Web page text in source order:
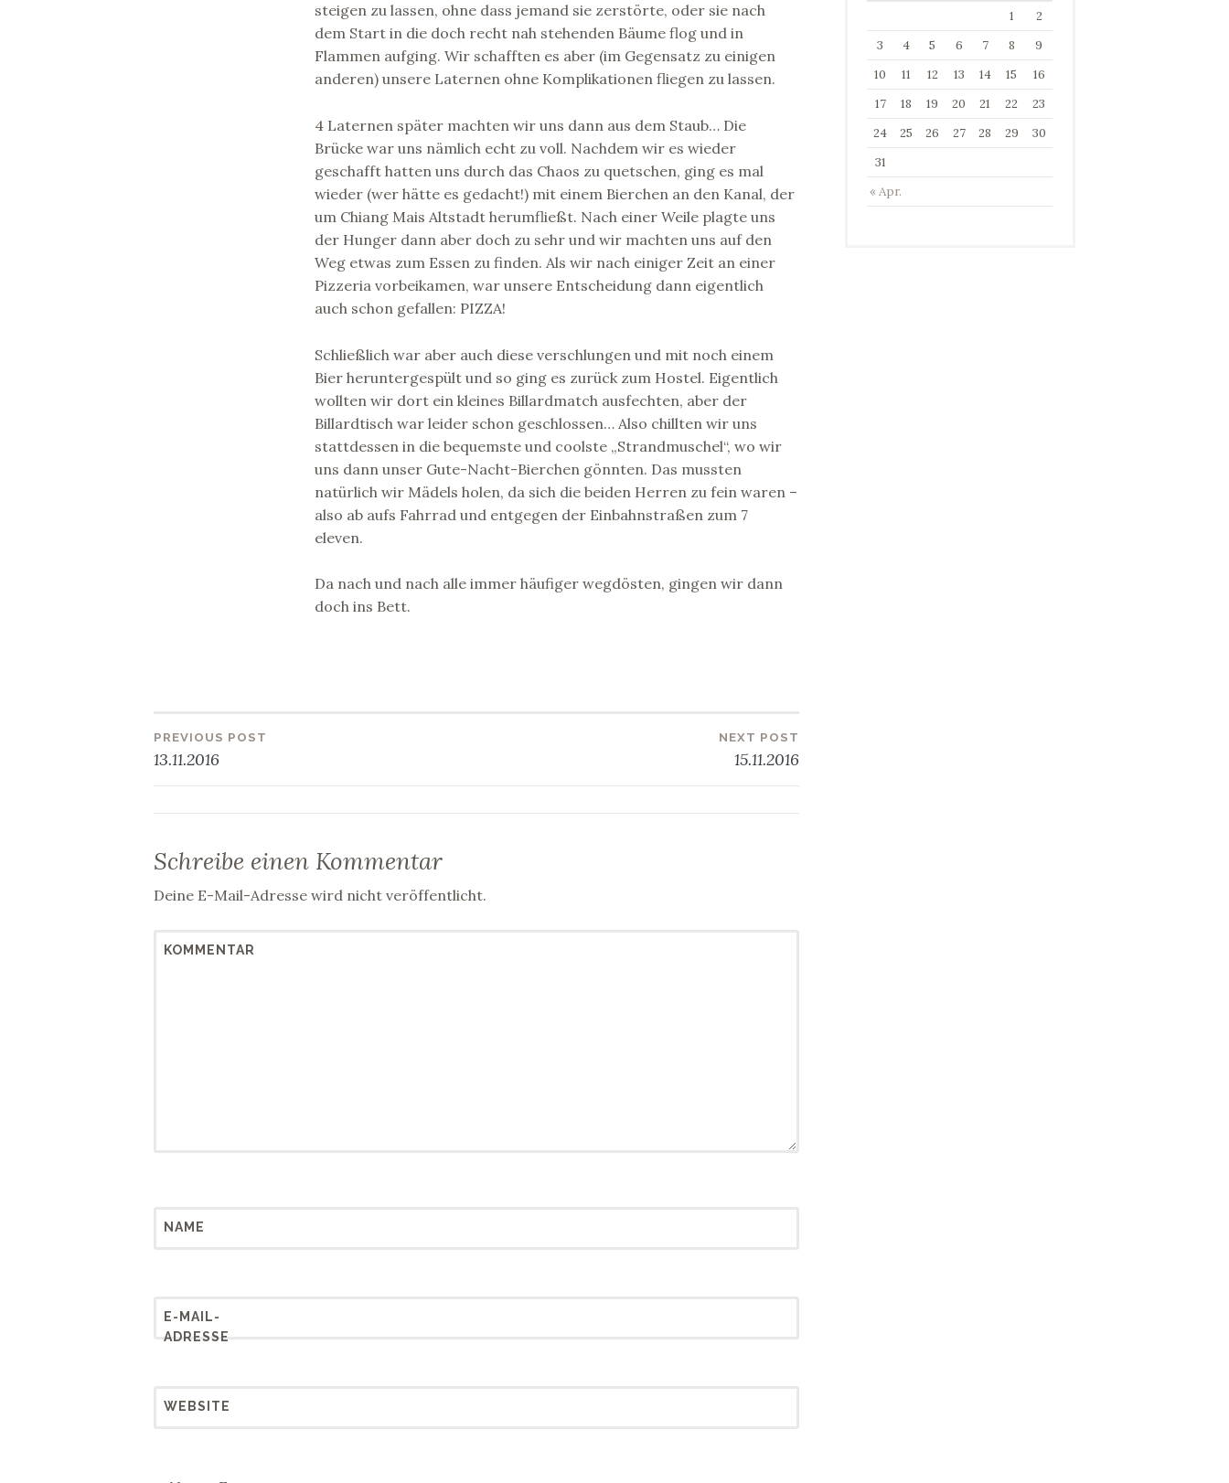
steigen zu lassen, ohne dass jemand sie zerstörte, oder sie nach
dem Start in die doch recht nah stehenden Bäume flog und in
Flammen aufging. Wir schafften es aber (im Gegensatz zu einigen
anderen) unsere Laternen ohne Komplikationen fliegen zu lassen.
4 Laternen später machten wir uns dann aus dem Staub… Die
Brücke war uns nämlich echt zu voll. Nachdem wir es wieder
geschafft hatten uns durch das Chaos zu quetschen, ging es mal
wieder (wer hätte es gedacht!) mit einem Bierchen an den Kanal, der
um Chiang Mais Altstadt herumfließt. Nach einer Weile plagte uns
der Hunger dann aber doch zu sehr und wir machten uns auf den
Weg etwas zum Essen zu finden. Als wir nach einiger Zeit an einer
Pizzeria vorbeikamen, war unsere Entscheidung dann eigentlich
auch schon gefallen: PIZZA!
Schließlich war aber auch diese verschlungen und mit noch einem
Bier heruntergespült und so ging es zurück zum Hostel. Eigentlich
wollten wir dort ein kleines Billardmatch ausfechten, aber der
Billardtisch war leider schon geschlossen… Also chillten wir uns
stattdessen in die bequemste und coolste „Strandmuschel“, wo wir
uns dann unser Gute-Nacht-Bierchen gönnten. Das mussten
natürlich wir Mädels holen, da sich die beiden Herren zu fein waren –
also ab aufs Fahrrad und entgegen der Einbahnstraßen zum 7
eleven.
Da nach und nach alle immer häufiger wegdösten, gingen wir dann
doch ins Bett.
Beitragsnavigation
PREVIOUS POST
13.11.2016
NEXT POST
15.11.2016
Schreibe einen Kommentar
Deine E-Mail-Adresse wird nicht veröffentlicht.
KOMMENTAR
NAME
E-MAIL-
ADRESSE
WEBSITE
« Apr.
1
2
3
4 5 6 7 8
9
10
11 12 13 14 15
16
17
18 19 20 21 22
23
24
25 26 27 28 29
30
31